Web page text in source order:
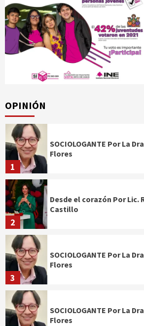
OPINIÓN
1
SOCIOLOGANTE Por La
Flores
2
Desde el corazón Por Lic.
Castillo
3
SOCIOLOGANTE Por La
Flores
SOCIOLOGANTE Por La
Flores